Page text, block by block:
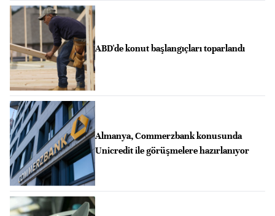
ABD'de konut başlangıçları toparlandı
Almanya, Commerzbank konusunda
Unicredit ile görüşmelere hazırlanıyor